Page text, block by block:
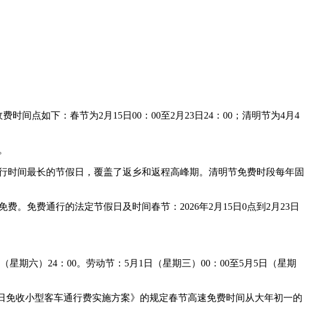
间点如下：春节为2月15日00：00至2月23日24：00；清明节为4月4
时间最长的节假日，覆盖了返乡和返程高峰期。清明节免费时段每年固
。免费通行的法定节假日及时间春节：2026年2月15日0点到2月23日
星期六）24：00。劳动节：5月1日（星期三）00：00至5月5日（星期
免收小型客车通行费实施方案》的规定春节高速免费时间从大年初一的